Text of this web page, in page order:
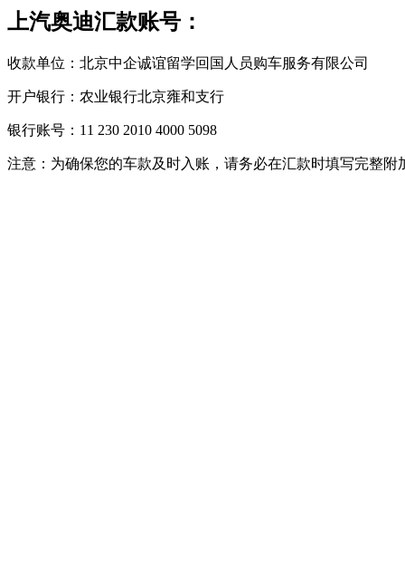
上汽奥迪汇款账号：
收款单位：北京中企诚谊留学回国人员购车服务有限公司
开户银行：农业银行北京雍和支行
银行账号：11 230 2010 4000 5098
注意：为确保您的车款及时入账，请务必在汇款时填写完整